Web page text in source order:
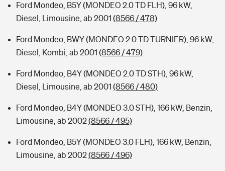
Ford Mondeo, B5Y (MONDEO 2.0 TD FLH), 96 kW,
Diesel, Limousine, ab 2001 (8566 / 478)
Ford Mondeo, BWY (MONDEO 2.0 TD TURNIER), 96 kW,
Diesel, Kombi, ab 2001 (8566 / 479)
Ford Mondeo, B4Y (MONDEO 2.0 TD STH), 96 kW,
Diesel, Limousine, ab 2001 (8566 / 480)
Ford Mondeo, B4Y (MONDEO 3.0 STH), 166 kW, Benzin,
Limousine, ab 2002(8566 / 495)
Ford Mondeo, B5Y (MONDEO 3.0 FLH), 166 kW, Benzin,
Limousine, ab 2002(8566 / 496)